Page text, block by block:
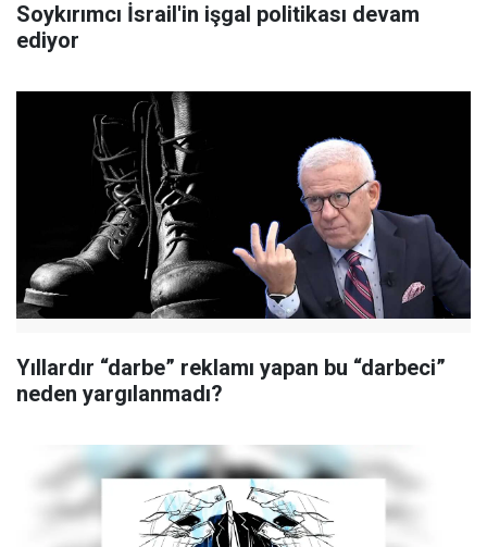
Soykırımcı İsrail'in işgal politikası devam
ediyor
Yıllardır “darbe” reklamı yapan bu “darbeci”
neden yargılanmadı?